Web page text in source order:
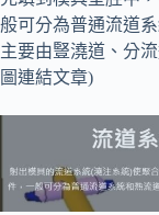
般可分為普通流道
主要由豎澆道、分
圖連結文章)